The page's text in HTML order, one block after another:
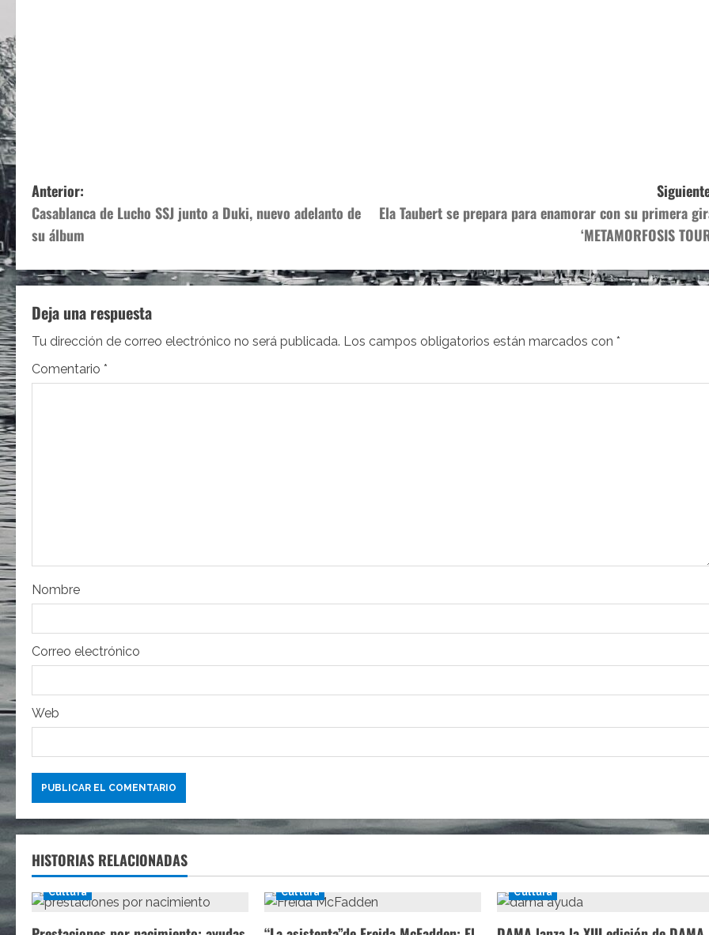
N
a
v
e
g
a
c
e
e
n
t
r
a
d
a
s
Anterior:
Casablanca de Lucho SSJ junto a Duki, nuevo adelanto de
su álbum
Ela Taubert se prepara para enamorar con su primera
‘METAMORFOSIS
Deja una respuesta
Tu dirección de correo electrónico no será publicada. Los campos obligatorios están marcados con *
Comentario *
Nombre
Correo electrónico
Web
HISTORIAS RELACIONADAS
Cultura Cultura Cultura